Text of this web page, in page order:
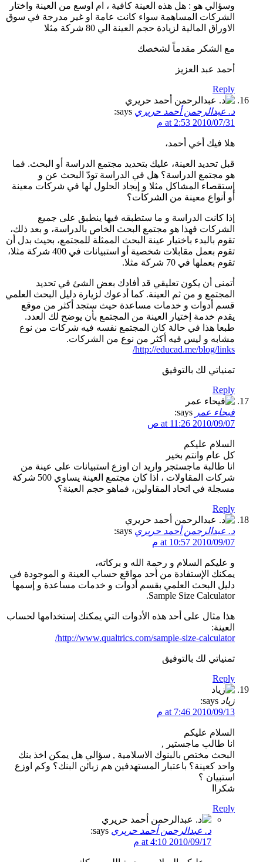
وسؤالي هو : هل هذه العينة كافية ، ام اوسع من العينة واختار
الشركات المساهمة سواء كانت عامة او غير مدرجة في سوق
الاوراق المالية لزيادة حجم العينة الي 80 شركة مثلا
مع الشكر مقدماً لشخصك
أحمد عبد العزيز
Reply
د. عبدالرحمن أحمد حريري says:
2010/07/31 at 2:53 م
هلا فيك أخي أحمد،
قبل تحديد العينة، عليك بتحديد مجتمع الدراسة أو البحث. فما
هو مجتمع الدراسة؟ هل في الدراسة تودّ البحث عن و
إستقصاء المشاكل مثلا و إيجاد الحلول لها في شركات معينة
أو أنواع معينة من الشركات؟
إذا كانت الدراسة و ما ستطبقه فيها ينطبق على جميع
الشركات فهذا هو مجتمع البحث الخاص بالدراسة، و بعد ذلك،
تقوم بالبدء باختيار عينة البحث الممثلة للمجتمع، بحيث بدل أن
تقوم بعمل مقابلات شخصية أو استبيانات في 400 شركة مثلا،
تقوم بعملها في 70 شركة مثلا.
أتمنى أن يكون تعليقي قد أفادك بعض الشئ في تحديد
المجتمع و من ثم العينة. كما أدعوك لزيارة دليل البحث العلمي
قسم أدوات و خدمات مساعدة حيث ستجد أكثر من موقع
يقدم خدمة إختيار العينة من المجتمع بأن يوضح لك العدد.
طبعا هذا في حالة كان المجتمع نفسه فيه شركات من نوع
مشابه و ليس فيه أكثر من نوع من الشركات.
http://educad.me/blog/links/
تمنياتي لك بالتوفيق
Reply
فيحاء عمر says:
2010/09/07 at 11:26 ص
السلام عليكم
كل عام وانتم بخير
انا طالبة ماجستجر واريد ان اوزع استبيانات على عينة من
شركات المقاولات ، اذا كان مجتمع العينة يساوي 500 شركة
مسجلة في اتحاد المقاولين، فماهو حجم العينة؟
Reply
د. عبدالرحمن أحمد حريري says:
2010/09/07 at 10:57 م
و عليكم السلام و رحمة الله و بركاته،
يمكنك الإستفادة من أحد مواقع حساب العينة و الموجودة في
دليل البحث العلمي بقسم أدوات و خدمات مساعدة و إسمها
Sample Size Calculator.
هذا مثال على أحد هذه الأدوات التي يمكنك إستخدامها لحساب
العينة:
http://www.qualtrics.com/sample-size-calculator/
تمنياتي لك بالتوفيق
Reply
زياد says:
2010/09/13 at 7:46 م
السلام عليكم
انا طالب ماجستير ,
البحث مختص بالبنوك الاسلامية , سؤالي هل يمكن اخذ بنك
واحد كعينة؟ باعتبار المستهدفين هم زبائن البنك؟ وكم اوزع
استبيان ؟
شكراا
Reply
د. عبدالرحمن أحمد حريري says:
2010/09/17 at 4:10 م